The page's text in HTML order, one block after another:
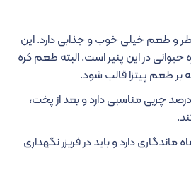
عطر و طعم خیلی خوب و جذابی دارد. این
حیوانی در این پنیر است. البته طعم کره
طعم پیتزا قالب شود.
درصد چربی مناسبی دارد و بعد از پخت،
ناپولیتن کالین تا ۶ ماه ماندگاری دارد و باید در فریزر نگهداری